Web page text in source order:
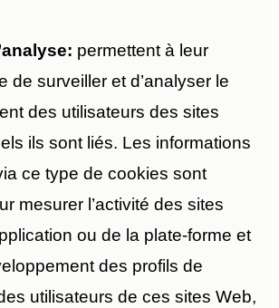
permettent à leur
de surveiller et d’analyser le
des utilisateurs des sites
ils sont liés. Les informations
ce type de cookies sont
mesurer l’activité des sites
ou de la plate-forme et
des profils de
utilisateurs de ces sites Web,